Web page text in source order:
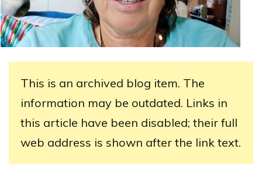
This is an archived blog item. The
information may be outdated. Links in
this article have been disabled; their full
web address is shown after the link text.